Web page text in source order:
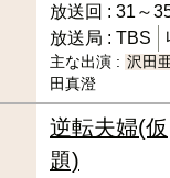
放送回 : 31～
放送局 : TBS
主な出演 : 沢田
田真澄
逆転夫婦(仮
題)